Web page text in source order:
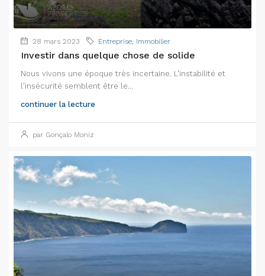
28 mars 2023 Entreprise, Immobilier
Investir dans quelque chose de solide
Nous vivons une époque très incertaine. L'instabilité et
l'insécurité semblent être le...
continuer la lecture
par Gonçalo Moniz